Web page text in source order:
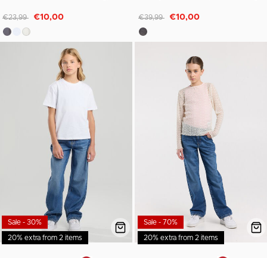
Afgeprijsd van
€23,99 naar
€10,00 Afgeprijsd van
€39,99 naar
€10,00
20% extra from 2 items
Sale - 30%
20% extra from 2 items
Sale - 70%